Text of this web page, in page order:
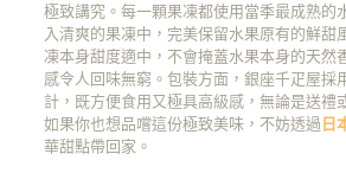
極致講究。每一顆果凍都使用當季最成熟的
入清爽的果凍中，完美保留水果原有的鮮甜
凍本身甜度適中，不會掩蓋水果本身的天然
感令人回味無窮。包裝方面，銀座千疋屋採
計，既方便食用又極具高級感，無論是送禮
如果你也想品嚐這份極致美味，不妨透過日
華甜點帶回家。